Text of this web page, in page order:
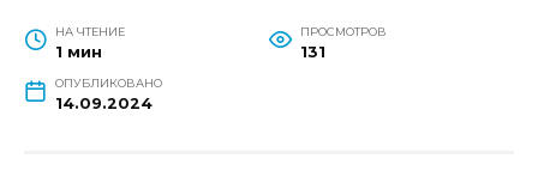
НА ЧТЕНИЕ
1 мин
ПРОСМОТРОВ
131
ОПУБЛИКОВАНО
14.09.2024